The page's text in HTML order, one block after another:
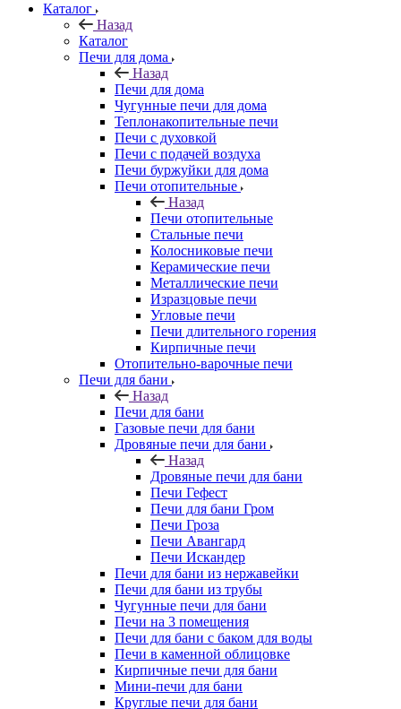
Каталог
Назад
Каталог
Печи для дома
Назад
Печи для дома
Чугунные печи для дома
Теплонакопительные печи
Печи с духовкой
Печи с подачей воздуха
Печи буржуйки для дома
Печи отопительные
Назад
Печи отопительные
Стальные печи
Колосниковые печи
Керамические печи
Металлические печи
Изразцовые печи
Угловые печи
Печи длительного горения
Кирпичные печи
Отопительно-варочные печи
Печи для бани
Назад
Печи для бани
Газовые печи для бани
Дровяные печи для бани
Назад
Дровяные печи для бани
Печи Гефест
Печи для бани Гром
Печи Гроза
Печи Авангард
Печи Искандер
Печи для бани из нержавейки
Печи для бани из трубы
Чугунные печи для бани
Печи на 3 помещения
Печи для бани с баком для воды
Печи в каменной облицовке
Кирпичные печи для бани
Мини-печи для бани
Круглые печи для бани